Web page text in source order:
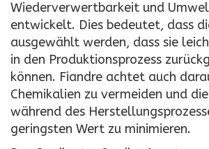
Wiederverwertbarkeit und
entwickelt. Dies bedeutet, dass
ausgewählt werden, dass sie
in den Produktionsprozess
können. Fiandre achtet auch
Chemikalien zu vermeiden und
während des
geringsten Wert zu minimieren.